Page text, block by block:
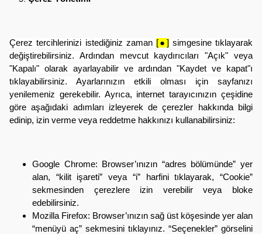
Çerez tercihlerinizi istediğiniz zaman [●] simgesine tıklayarak
değiştirebilirsiniz. Ardından mevcut kaydırıcıları "Açık" veya
"Kapalı" olarak ayarlayabilir ve ardından "Kaydet ve kapat"ı
tıklayabilirsiniz. Ayarlarınızın etkili olması için sayfanızı
yenilemeniz gerekebilir. Ayrıca, internet tarayıcınızın çeşidine
göre aşağıdaki adımları izleyerek de çerezler hakkında bilgi
edinip, izin verme veya reddetme hakkınızı kullanabilirsiniz:
Google Chrome: Browser’ınızın “adres bölümünde” yer
alan, “kilit işareti” veya “i” harfini tıklayarak, “Cookie”
sekmesinden çerezlere izin verebilir veya bloke
edebilirsiniz.
Mozilla Firefox: Browser’ınızın sağ üst köşesinde yer alan
“menüyü aç” sekmesini tıklayınız. “Seçenekler” görselini